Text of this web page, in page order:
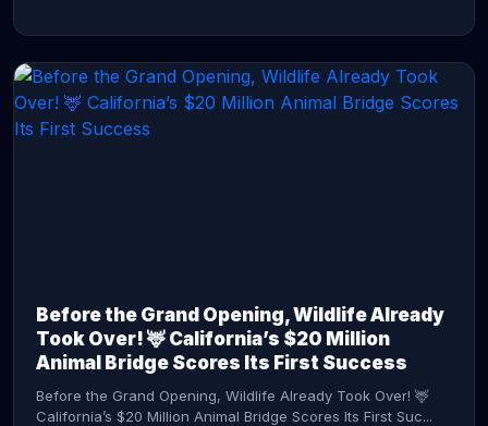
Before the Grand Opening, Wildlife Already
Took Over! 🦌 California’s $20 Million
Animal Bridge Scores Its First Success
Before the Grand Opening, Wildlife Already Took Over! 🦌
California’s $20 Million Animal Bridge Scores Its First Suc...